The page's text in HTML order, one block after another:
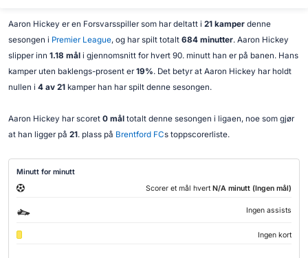
Aaron Hickey er en Forsvarsspiller som har deltatt i 21 kamperdenne
sesongen i Premier League, og har spilt totalt 684 minutter. Aaron Hickey
slipper inn 1.18 måli gjennomsnitt for hvert 90. minutt han er på banen. Hans
kamper uten baklengs-prosent er 19%. Det betyr at Aaron Hickey har holdt
nullen i 4 av 21kamper han har spilt denne sesongen.
Aaron Hickey har scoret 0 måltotalt denne sesongen i ligaen, noe som gjør
at han ligger på 21. plass på Brentford FCs toppscorerliste.
Minutt for minutt
Scorer et mål hvert N/A minutt (Ingen mål)
Ingen assists
Ingen kort